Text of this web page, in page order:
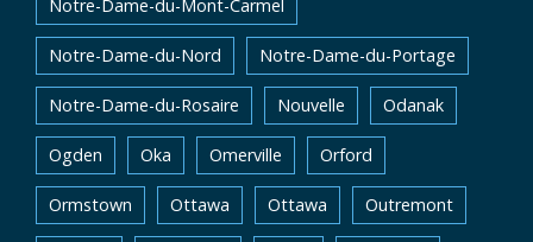
Notre-Dame-du-Mont-Carmel
Notre-Dame-du-Nord Notre-Dame-du-Portage
Notre-Dame-du-Rosaire Nouvelle Odanak
Ogden Oka Omerville Orford
Ormstown Ottawa Ottawa Outremont